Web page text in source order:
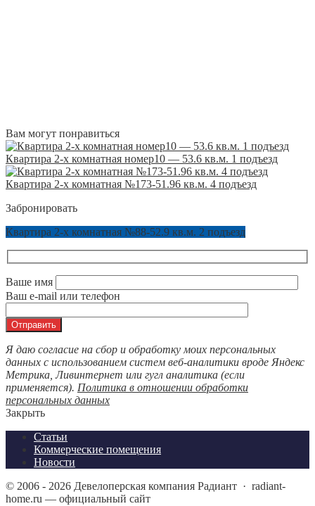
Вам могут понравиться
Квартира 2-х комнатная номер10 — 53.6 кв.м. 1 подъезд
Квартира 2-х комнатная №173-51.96 кв.м. 4 подъезд
Забронировать
Квартира 2-х комнатная №88-52.9 кв.м. 2 подъезд
Ваше имя
Ваш e-mail или телефон
Я даю согласие на сбор и обработку моих персональных
данных с использованием систем веб-аналитики вроде Яндекс
Метрика, Ливинтернет или гугл аналитика (если
применяется). Политика в отношении обработки
персональных данных
Закрыть
Статьи
Коммерческие помещения
Новости
© 2006 - 2026 Девелоперская компания Радиант · radiant-
home.ru — официальный сайт